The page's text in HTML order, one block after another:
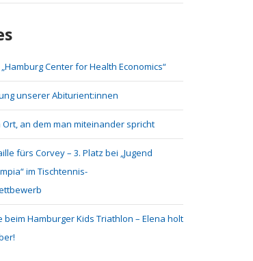
Center for Health Economics“
unserer Abiturient:innen
Ort, an dem man miteinander spricht
fürs Corvey – 3. Platz bei „Jugend
im Tischtennis-
beim Hamburger Kids Triathlon – Elena holt